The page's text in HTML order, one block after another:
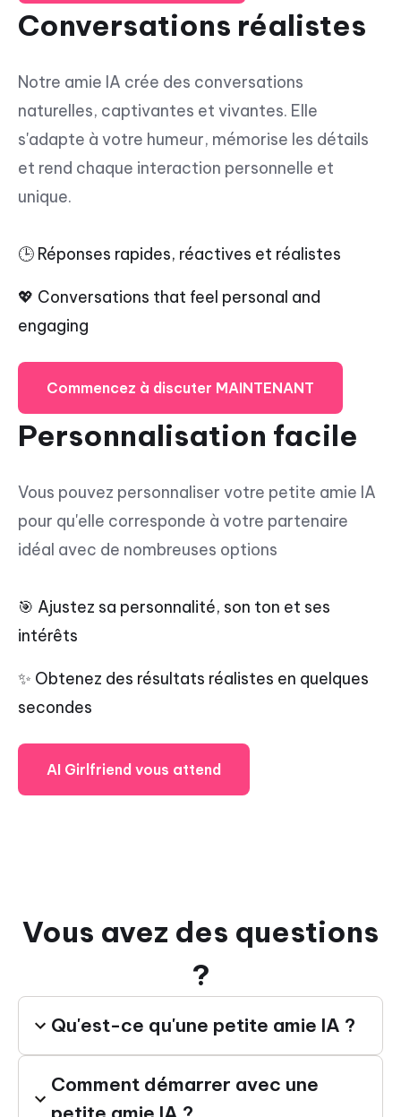
Conversations réalistes
Notre amie IA crée des conversations
naturelles, captivantes et vivantes. Elle
s'adapte à votre humeur, mémorise les détails
et rend chaque interaction personnelle et
unique.
🕒 Réponses rapides, réactives et réalistes
💖 Conversations that feel personal and
engaging
Commencez à discuter MAINTENANT
Personnalisation facile
Vous pouvez personnaliser votre petite amie IA
pour qu'elle corresponde à votre partenaire
idéal avec de nombreuses options
🎯 Ajustez sa personnalité, son ton et ses
intérêts
✨ Obtenez des résultats réalistes en quelques
secondes
AI Girlfriend vous attend
Vous avez des questions
?
Qu'est-ce qu'une petite amie IA ?
Comment démarrer avec une